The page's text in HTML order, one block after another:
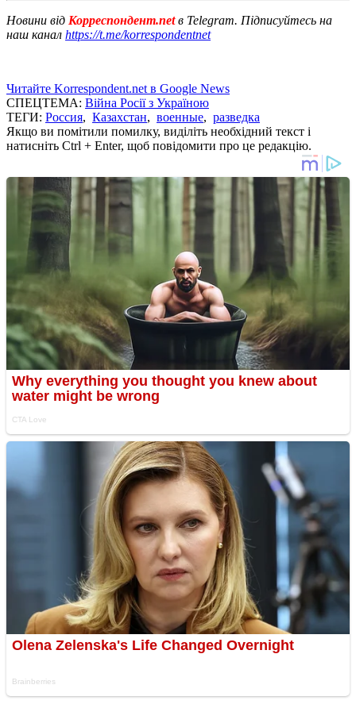
Новини від Корреспондент.netв Telegram. Підписуйтесь на
наш канал https://t.me/korrespondentnet
Читайте Korrespondent.net в Google News
СПЕЦТЕМА: Війна Росії з Україною
ТЕГИ: Россия, Казахстан, военные, разведка
Якщо ви помітили помилку, виділіть необхідний текст і
натисніть Ctrl + Enter, щоб повідомити про це редакцію.